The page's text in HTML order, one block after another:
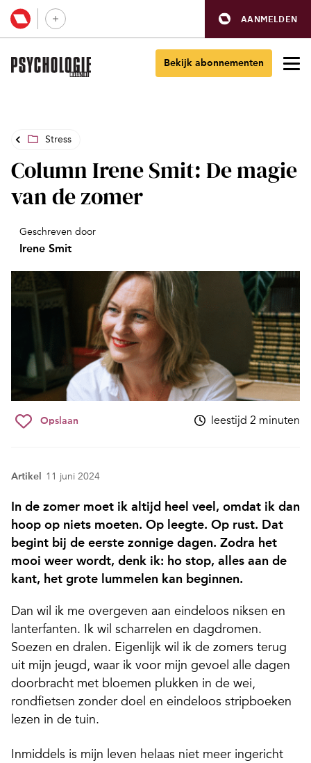
AANMELDEN
Bekijk abonnementen
Stress
Column Irene Smit: De magie
van de zomer
Geschreven door
Irene Smit
Opslaan leestijd 2 minuten
Artikel 11 juni 2024
In de zomer moet ik altijd heel veel, omdat ik dan
hoop op niets moeten. Op leegte. Op rust. Dat
begint bij de eerste zonnige dagen. Zodra het
mooi weer wordt, denk ik: ho stop, alles aan de
kant, het grote lummelen kan beginnen.
Dan wil ik me overgeven aan eindeloos niksen en
lanterfanten. Ik wil scharrelen en dagdromen.
Soezen en dralen. Eigenlijk wil ik de zomers terug
uit mijn jeugd, waar ik voor mijn gevoel alle dagen
doorbracht met bloemen plukken in de wei,
rondfietsen zonder doel en eindeloos stripboeken
lezen in de tuin.
Inmiddels is mijn leven helaas niet meer ingericht